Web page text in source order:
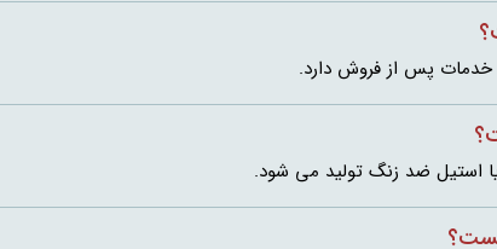
استیل ضد زنگ تولید می شود.